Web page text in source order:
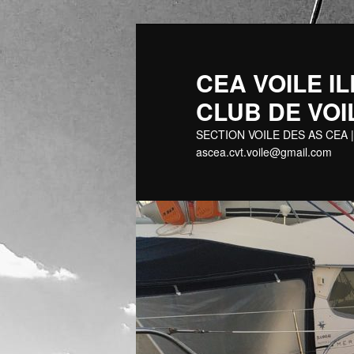
CEA
CLUB DE
SECTION VOILE DES AS CEA
ascea.cvt.voile@gmail.com